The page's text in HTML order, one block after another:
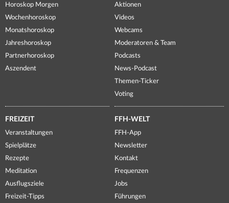
Horoskop Morgen
Wochenhoroskop
Monatshoroskop
Jahreshoroskop
Partnerhoroskop
Aszendent
Aktionen
Videos
Webcams
Moderatoren & Team
Podcasts
News-Podcast
Themen-Ticker
Voting
FREIZEIT
Veranstaltungen
Spielplätze
Rezepte
Meditation
Ausflugsziele
Freizeit-Tipps
FFH-WELT
FFH-App
Newsletter
Kontakt
Frequenzen
Jobs
Führungen